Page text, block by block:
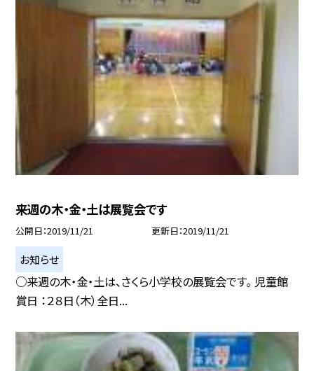
来週の木・金・土は展覧会です
公開日 2019/11/21 更新日 2019/11/21
お知らせ
○来週の木・金・土は、さくら小学校の展覧会です。 児童館
賞日 ：２８日（木）全日...